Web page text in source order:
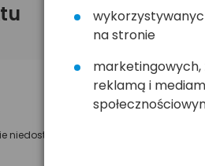
niedostępny
Powiadom
na stronie
marketingowych,
reklamą i